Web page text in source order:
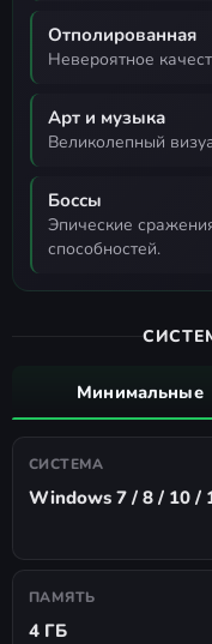
Отполированная
невероятное
Арт и музыка
великолепный
Боссы
эпические сражения с использованием временных
способностей.
Минимальные
СИСТЕМА
Windows 7 / 8 / 10 /
ПАМЯТЬ
4 ГБ